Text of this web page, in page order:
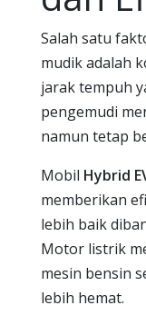
Salah satu
mudik adalah
jarak tempuh
pengemudi
namun tetap
Mobil Hybrid
memberikan
lebih baik
Motor listrik
mesin bensin
lebih hemat.